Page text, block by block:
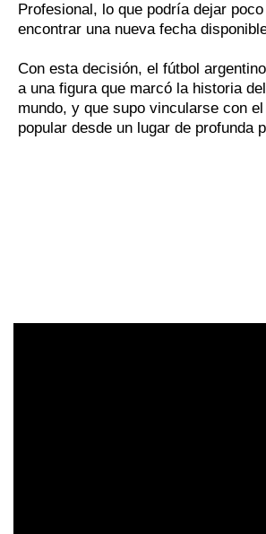
Profesional, lo que podría dejar
encontrar una nueva fecha
Con esta decisión, el fútbol
a una figura que marcó la historia
mundo, y que supo vincularse con
popular desde un lugar de profunda